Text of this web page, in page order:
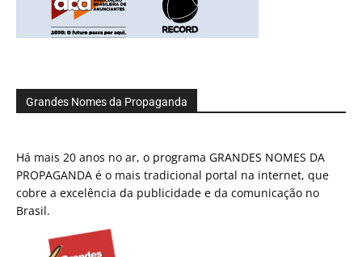
Grandes Nomes da Propaganda
Há mais 20 anos no ar, o programa GRANDES NOMES DA
PROPAGANDA é o mais tradicional portal na internet, que
cobre a excelência da publicidade e da comunicação no
Brasil.